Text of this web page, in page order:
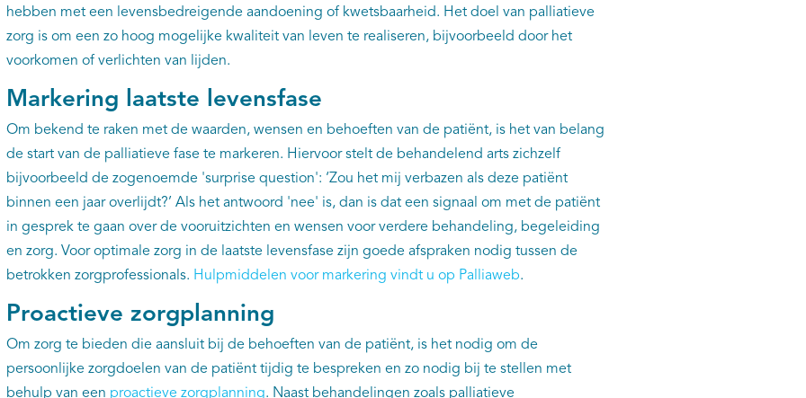
hebben met een levensbedreigende aandoening of kwetsbaarheid. Het doel van palliatieve
zorg is om een zo hoog mogelijke kwaliteit van leven te realiseren, bijvoorbeeld door het
voorkomen of verlichten van lijden.
Markering laatste levensfase
Om bekend te raken met de waarden, wensen en behoeften van de patiënt, is het van belang
de start van de palliatieve fase te markeren. Hiervoor stelt de behandelend arts zichzelf
bijvoorbeeld de zogenoemde 'surprise question': ‘Zou het mij verbazen als deze patiënt
binnen een jaar overlijdt?’ Als het antwoord 'nee' is, dan is dat een signaal om met de patiënt
in gesprek te gaan over de vooruitzichten en wensen voor verdere behandeling, begeleiding
en zorg. Voor optimale zorg in de laatste levensfase zijn goede afspraken nodig tussen de
betrokken zorgprofessionals. Hulpmiddelen voor markering vindt u op Palliaweb.
Proactieve zorgplanning
Om zorg te bieden die aansluit bij de behoeften van de patiënt, is het nodig om de
persoonlijke zorgdoelen van de patiënt tijdig te bespreken en zo nodig bij te stellen met
behulp van een proactieve zorgplanning. Naast behandelingen zoals palliatieve